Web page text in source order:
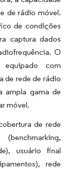
de rádio móvel.
de condições
captura dados
O
com
de rede de rádio
ampla gama de
móvel.
de rede
usuário final
rede